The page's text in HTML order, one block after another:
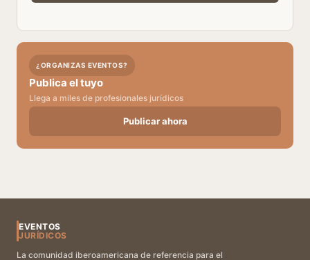
¿ORGANIZAS EVENTOS?
Publica el tuyo
Llega a miles de profesionales jurídicos
Publicar ahora
EVENTOS
JURÍDICOS
La comunidad iberoamericana de referencia para el